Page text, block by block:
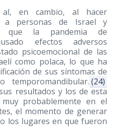
al, en cambio, al hacer
a personas de Israel y
que la pandemia de
efectos adversos
psicoemocional de las
como polaca, lo que ha
de sus síntomas de
temporomandibular. (24)
resultados y los de esta
probablemente en el
el momento de generar
los lugares en que fueron